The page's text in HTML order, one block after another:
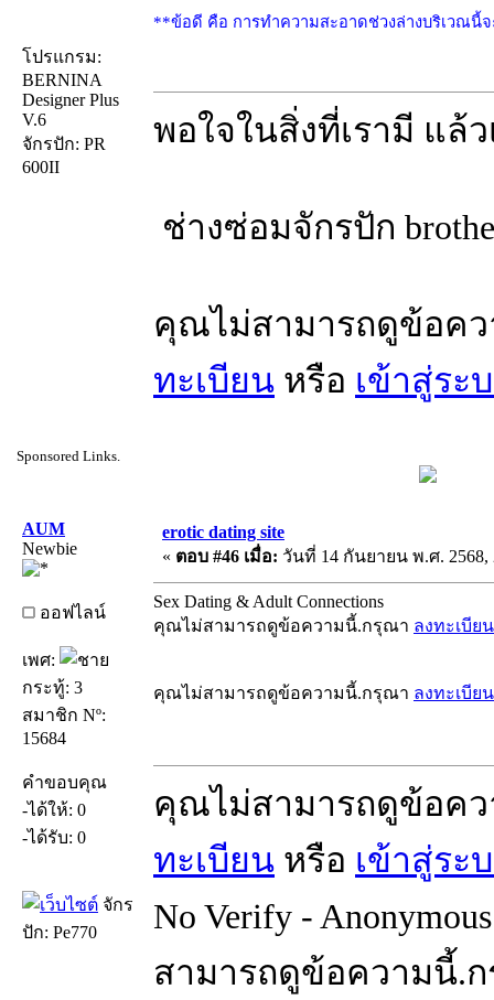
โปรแกรม:
BERNINA
Designer Plus
V.6
จักรปัก: PR
600II
**ข้อดี คือ การทำความสะอาดช่วงล่างบริเวณนี้
พอใจในสิ่งที่เรามี แล้
ช่างซ่อมจักรปัก
คุณไม่สามารถดูข้อค
ทะเบียน หรือ เข้าสู่ระ
Sponsored Links.
AUM
Newbie
ออฟไลน์
เพศ:
กระทู้: 3
สมาชิก Nº:
15684
คำขอบคุณ
-ได้ให้: 0
-ได้รับ: 0
จักร
ปัก: Pe770
erotic dating site
« ตอบ #46 เมื่อ: วันที่ 14 กันยายน พ.ศ. 2568,
Sex Dating & Adult Connections
คุณไม่สามารถดูข้อความนี้.กรุณา ลงทะเบียน
คุณไม่สามารถดูข้อความนี้.กรุณา ลงทะเบียน
คุณไม่สามารถดูข้อค
ทะเบียน หรือ เข้าสู่ระ
No Verify -
สามารถดูข้อความนี้.